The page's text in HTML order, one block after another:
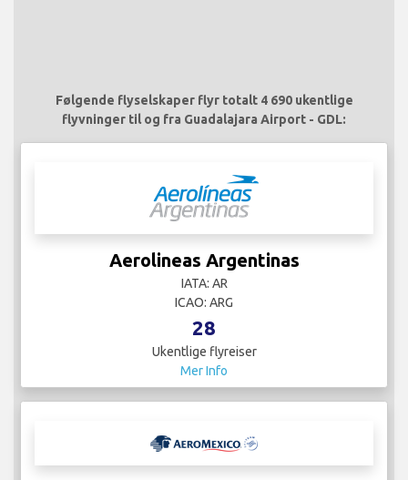
Følgende flyselskaper flyr totalt 4 690 ukentlige
flyvninger til og fra Guadalajara Airport - GDL:
Aerolineas Argentinas
IATA: AR
ICAO: ARG
28
Ukentlige flyreiser
Mer Info